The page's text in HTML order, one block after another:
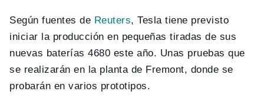
Según fuentes de Reuters, Tesla tiene previsto
iniciar la producción en pequeñas tiradas de sus
nuevas baterías 4680 este año. Unas pruebas que
se realizarán en la planta de Fremont, donde se
probarán en varios prototipos.